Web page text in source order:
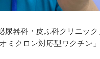
尿器科・皮ふ科クリニック
ミクロン対応型ワクチン